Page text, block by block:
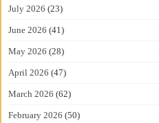
July 2026 (23)
June 2026 (41)
May 2026 (28)
April 2026 (47)
March 2026 (62)
February 2026 (50)